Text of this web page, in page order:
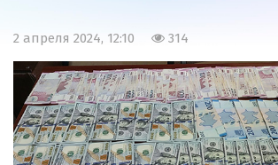
2 апреля 2024, 12:10 314